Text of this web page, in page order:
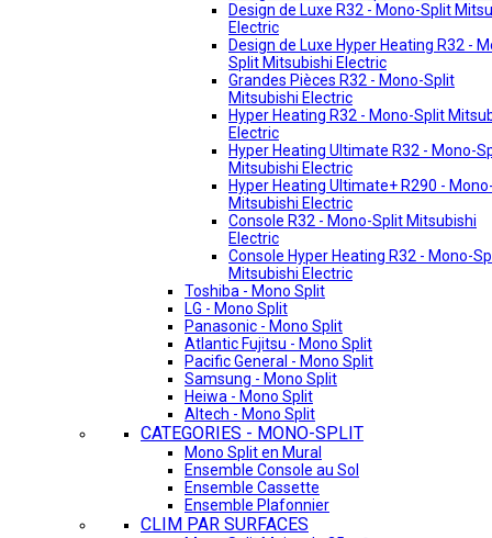
Design de Luxe R32 - Mono-Split
Electric
Design de Luxe Hyper Heating R32 -
Split Mitsubishi Electric
Grandes Pièces R32 - Mono-Split
Mitsubishi Electric
Hyper Heating R32 - Mono-Split
Electric
Hyper Heating Ultimate R32 - Mono-
Mitsubishi Electric
Hyper Heating Ultimate+ R290 -
Mitsubishi Electric
Console R32 - Mono-Split Mitsubishi
Electric
Console Hyper Heating R32 - Mono-
Mitsubishi Electric
Toshiba - Mono Split
LG - Mono Split
Panasonic - Mono Split
Atlantic Fujitsu - Mono Split
Pacific General - Mono Split
Samsung - Mono Split
Heiwa - Mono Split
Altech - Mono Split
CATEGORIES - MONO-SPLIT
Mono Split en Mural
Ensemble Console au Sol
Ensemble Cassette
Ensemble Plafonnier
CLIM PAR SURFACES